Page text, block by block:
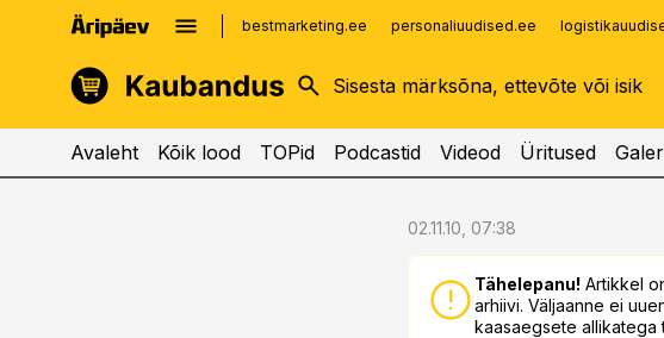
bestmarketing.ee personaliuudised.ee
kinnisvarauudised.ee
logistikauudised.ee
imelineajalugu.ee
Infopank
Avaleht Kõik lood TOPid Podcastid Videod Üritused
02.11.10, 07:38
Tähelepanu! Artikkel
arhiivi. Väljaanne ei
kaasaegsete allikatega